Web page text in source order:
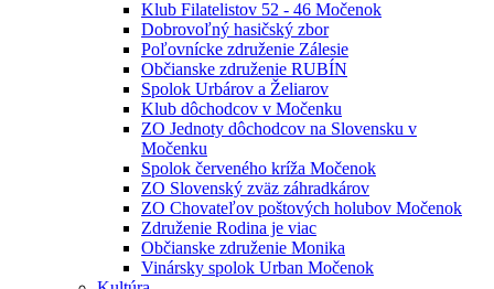
Klub Filatelistov 52 - 46 Močenok
Dobrovoľný hasičský zbor
Poľovnícke združenie Zálesie
Občianske združenie RUBÍN
Spolok Urbárov a Želiarov
Klub dôchodcov v Močenku
ZO Jednoty dôchodcov na Slovensku v
Močenku
Spolok červeného kríža Močenok
ZO Slovenský zväz záhradkárov
ZO Chovateľov poštových holubov Močenok
Združenie Rodina je viac
Občianske združenie Monika
Vinársky spolok Urban Močenok